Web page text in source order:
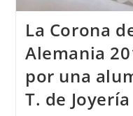
La Corona
Alemania
por una
T. de